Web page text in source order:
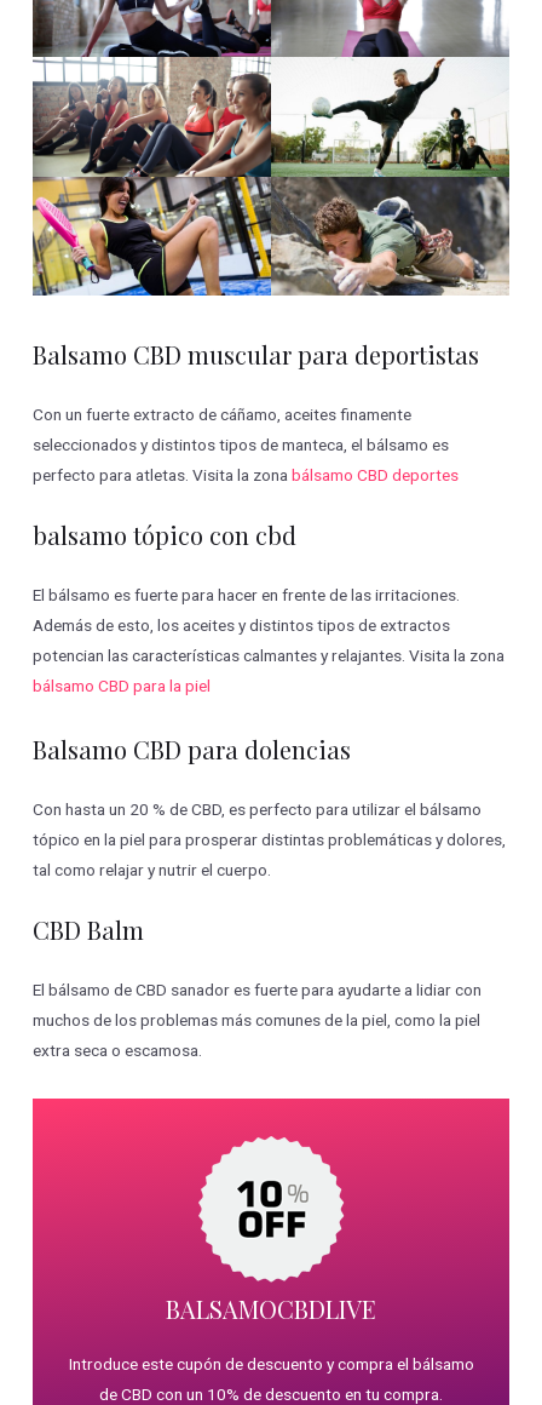
Balsamo CBD muscular para deportistas
Con un fuerte extracto de cáñamo, aceites finamente
seleccionados y distintos tipos de manteca, el bálsamo es
perfecto para atletas. Visita la zonabálsamo CBD deportes
balsamo tópico con cbd
El bálsamo es fuerte para hacer en frente de las irritaciones.
Además de esto, los aceites y distintos tipos de extractos
potencian las características calmantes y relajantes. Visita la zona
bálsamo CBD para la piel
Balsamo CBD para dolencias
Con hasta un 20 % de CBD, es perfecto para utilizar el bálsamo
tópico en la piel para prosperar distintas problemáticas y dolores,
tal como relajar y nutrir el cuerpo.
CBD Balm
El bálsamo de CBD sanador es fuerte para ayudarte a lidiar con
muchos de los problemas más comunes de la piel, como la piel
extra seca o escamosa.
BALSAMOCBDLIVE
Introduce este cupón de descuento y compra el bálsamo
de CBD con un 10% de descuento en tu compra.